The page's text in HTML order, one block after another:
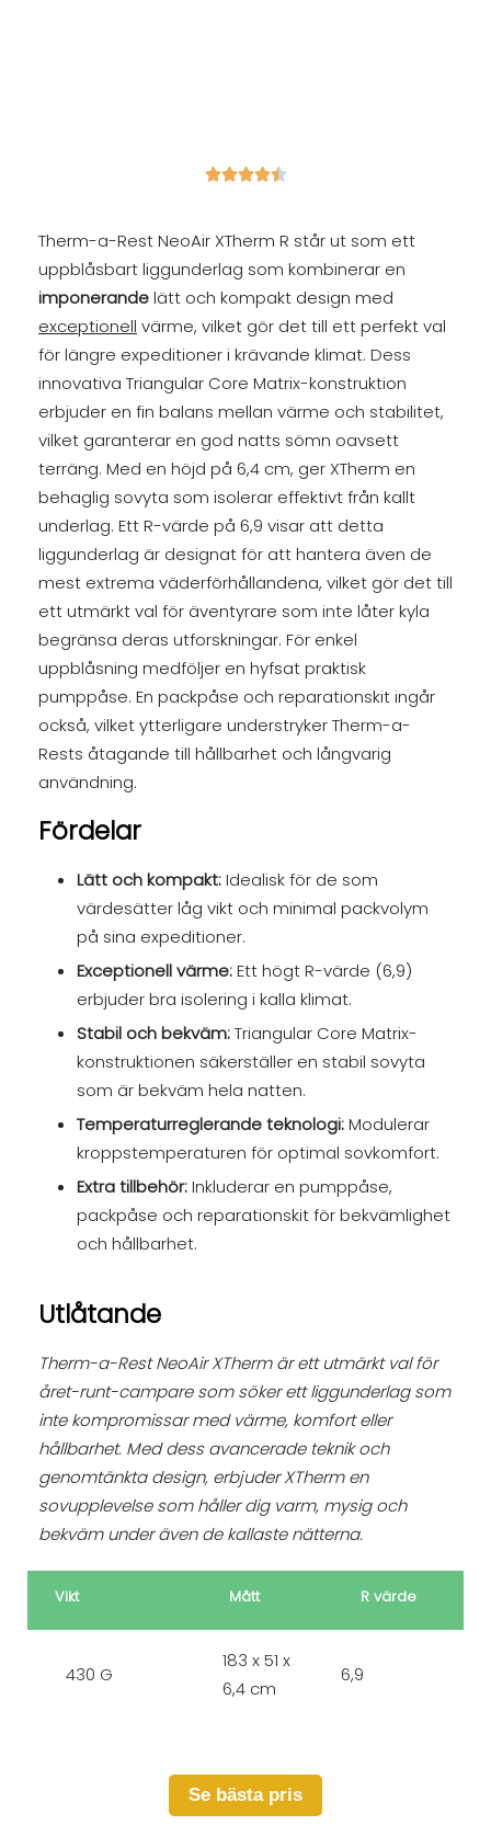

Therm-a-Rest NeoAir XTherm R står ut som ett
uppblåsbart liggunderlag som kombinerar en
imponerandelätt och kompakt design med
exceptionell värme, vilket gör det till ett perfekt val
för längre expeditioner i krävande klimat. Dess
innovativa Triangular Core Matrix-konstruktion
erbjuder en fin balans mellan värme och stabilitet,
vilket garanterar en god natts sömn oavsett
terräng. Med en höjd på 6,4 cm, ger XTherm en
behaglig sovyta som isolerar effektivt från kallt
underlag. Ett R-värde på 6,9 visar att detta
liggunderlag är designat för att hantera även de
mest extrema väderförhållandena, vilket gör det till
ett utmärkt val för äventyrare som inte låter kyla
begränsa deras utforskningar. För enkel
uppblåsning medföljer en hyfsat praktisk
pumppåse. En packpåse och reparationskit ingår
också, vilket ytterligare understryker Therm-a-
Rests åtagande till hållbarhet och långvarig
användning.
Fördelar
Lätt och kompakt:Idealisk för de som
värdesätter låg vikt och minimal packvolym
på sina expeditioner.
Exceptionell värme:Ett högt R-värde (6,9)
erbjuder bra isolering i kalla klimat.
Stabil och bekväm:Triangular Core Matrix-
konstruktionen säkerställer en stabil sovyta
som är bekväm hela natten.
Temperaturreglerande teknologi:Modulerar
kroppstemperaturen för optimal sovkomfort.
Extra tillbehör:Inkluderar en pumppåse,
packpåse och reparationskit för bekvämlighet
och hållbarhet.
Utlåtande
Therm-a-Rest NeoAir XTherm är ett utmärkt val för
året-runt-campare som söker ett liggunderlag som
inte kompromissar med värme, komfort eller
hållbarhet. Med dess avancerade teknik och
genomtänkta design, erbjuder XTherm en
sovupplevelse som håller dig varm, mysig och
bekväm under även de kallaste nätterna.
Vikt Mått R värde
430 G
183 x 51 x
6,4 cm
6,9
Se bästa pris